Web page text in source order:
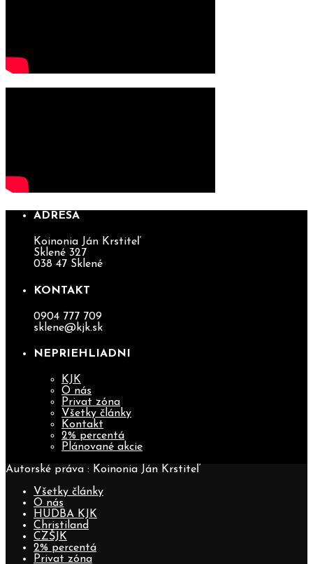
ADRESA
Koinonia Ján Krstiteľ
Sklené 327
038 47 Sklené
KONTAKT
0904 777 709
sklene@kjk.sk
NEPRIEHLIADNI
KJK
O nás
Privat zóna
Všetky články
Kontakt
2% percentá
Plánované akcie
Autorské práva : Koinonia Ján Krstiteľ
Všetky články
O nás
HUDBA KJK
Christiland
CZŠJK
2% percentá
Privat zóna